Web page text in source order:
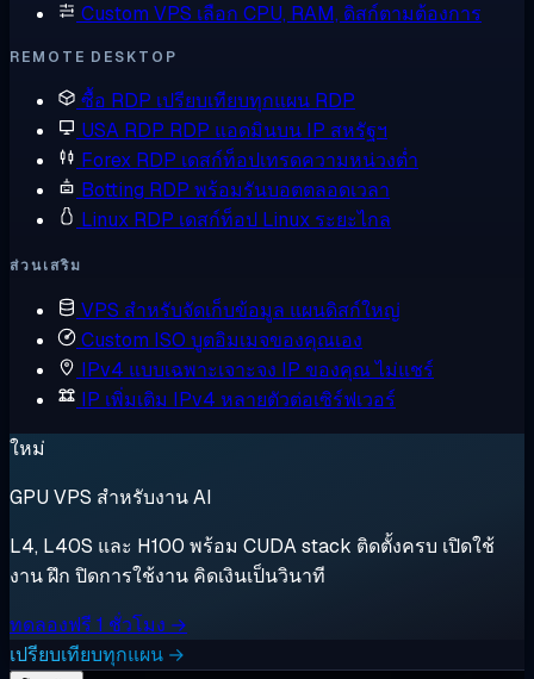
Custom VPS เลือก CPU, RAM, ดิสก์ตามต้องการ
REMOTE DESKTOP
ซื้อ RDP เปรียบเทียบทุกแผน RDP
USA RDP RDP แอดมินบน IP สหรัฐฯ
Forex RDP เดสก์ท็อปเทรดความหน่วงต่ำ
Botting RDP พร้อมรันบอตตลอดเวลา
Linux RDP เดสก์ท็อป Linux ระยะไกล
ส่วนเสริม
VPS สำหรับจัดเก็บข้อมูล แผนดิสก์ใหญ่
Custom ISO บูตอิมเมจของคุณเอง
IPv4 แบบเฉพาะเจาะจง IP ของคุณ ไม่แชร์
IP เพิ่มเติม IPv4 หลายตัวต่อเซิร์ฟเวอร์
ใหม่
GPU VPS สำหรับงาน AI
L4, L40S และ H100 พร้อม CUDA stack ติดตั้งครบ เปิดใช้
งาน ฝึก ปิดการใช้งาน คิดเงินเป็นวินาที
ทดลองฟรี 1 ชั่วโมง →
เปรียบเทียบทุกแผน →